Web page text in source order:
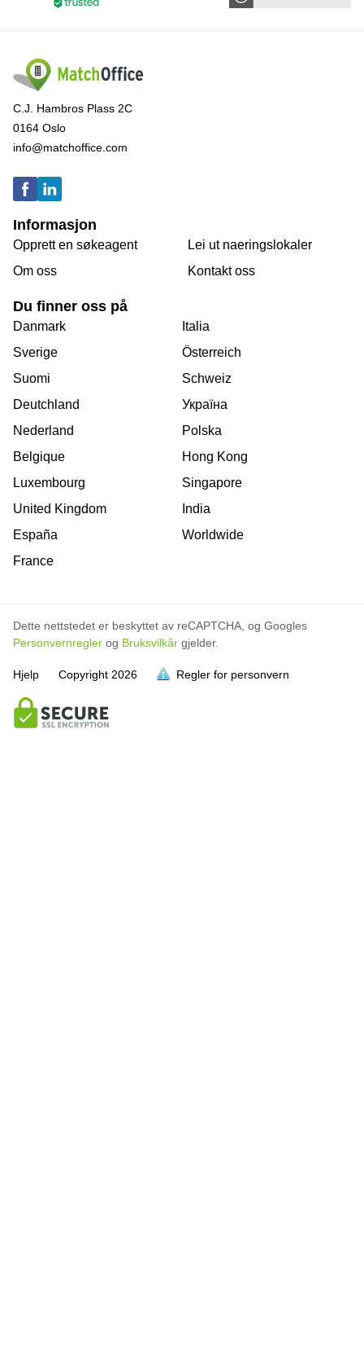
C.J. Hambros Plass 2C
0164 Oslo
info@matchoffice.com
Informasjon
Opprett en søkeagent
Om oss
Lei ut naeringslokaler
Kontakt oss
Du finner oss på
Danmark
Sverige
Suomi
Deutchland
Nederland
Belgique
Luxembourg
United Kingdom
España
France
Italia
Österreich
Schweiz
Україна
Polska
Hong Kong
Singapore
India
Worldwide
Dette nettstedet er beskyttet av reCAPTCHA, og Googles
Personvernregler og Bruksvilkår gjelder.
Hjelp Copyright 2026 Regler for personvern